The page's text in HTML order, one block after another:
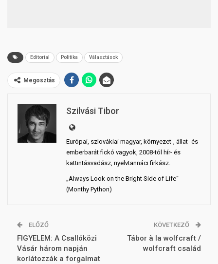
Editorial Politika Választások
Megosztás
Szilvási Tibor
Európai, szlovákiai magyar, környezet-, állat- és
emberbarát fickó vagyok, 2008-tól hír- és
kattintásvadász, nyelvtannáci firkász.
„Always Look on the Bright Side of Life“
(Monthy Python)
ELŐZŐ
FIGYELEM: A Csallóközi
Vásár három napján
korlátozzák a forgalmat
KÖVETKEZŐ
Tábor à la wolfcraft /
wolfcraft család